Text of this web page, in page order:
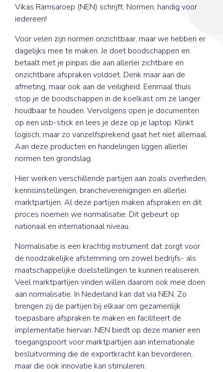
Vikas Ramsaroep (NEN) schrijft: Normen, handig voor
iedereen!
Voor velen zijn normen onzichtbaar, maar we hebben er
dagelijks mee te maken. Je doet boodschappen en
betaalt met je pinpas die aan allerlei zichtbare en
onzichtbare afspraken voldoet. Denk maar aan de
afmeting, maar ook aan de veiligheid. Eenmaal thuis
stop je de boodschappen in de koelkast om ze langer
houdbaar te houden. Vervolgens open je documenten
op een usb-stick en lees je deze op je laptop. Klinkt
logisch, maar zo vanzelfsprekend gaat het niet allemaal.
Aan deze producten en handelingen liggen allerlei
normen ten grondslag.
Hier werken verschillende partijen aan zoals overheden,
kennisinstellingen, brancheverenigingen en allerlei
marktpartijen. Al deze partijen maken afspraken en dit
proces noemen we normalisatie. Dit gebeurt op
nationaal en internationaal niveau.
Normalisatie is een krachtig instrument dat zorgt voor
de noodzakelijke afstemming om zowel bedrijfs- als
maatschappelijke doelstellingen te kunnen realiseren.
Veel marktpartijen vinden willen daarom ook mee doen
aan normalisatie. In Nederland kan dat via NEN. Zo
brengen zij de partijen bij elkaar om gezamenlijk
toepasbare afspraken te maken en faciliteert de
implementatie hiervan. NEN biedt op deze manier een
toegangspoort voor marktpartijen aan internationale
besluitvorming die de exportkracht kan bevorderen,
maar die ook innovatie kan stimuleren.